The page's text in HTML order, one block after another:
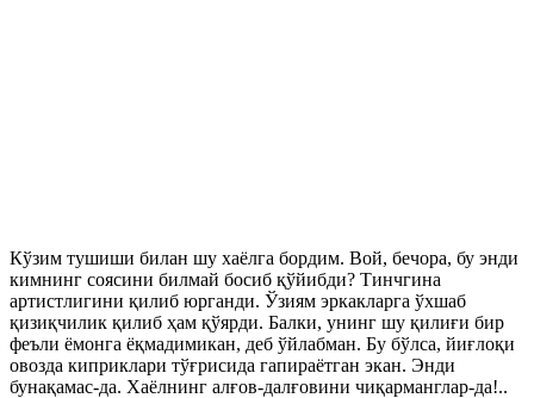
Кўзим тушиши билан шу хаёлга бордим. Вой, бечора, бу энди
кимнинг соясини билмай босиб қўйибди? Тинчгина
артистлигини қилиб юрганди. Ўзиям эркакларга ўхшаб
қизиқчилик қилиб ҳам қўярди. Балки, унинг шу қилиғи бир
феъли ёмонга ёқмадимикан, деб ўйлабман. Бу бўлса, йиғлоқи
овозда киприклари тўғрисида гапираётган экан. Энди
бунақамас-да. Хаёлнинг алғов-далғовини чиқарманглар-да!..